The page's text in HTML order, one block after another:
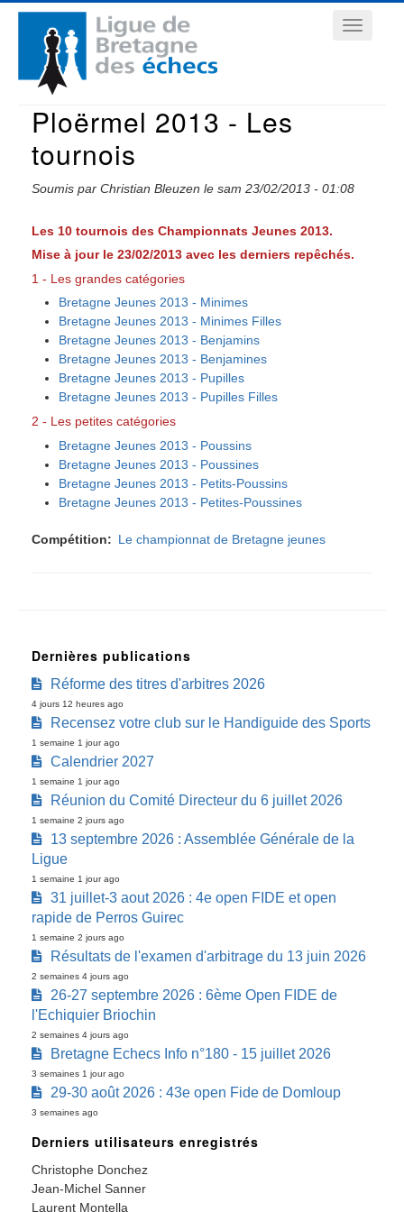
Aller
contenu
principal
Navigation
principale
Ploërmel 2013 - Les
tournois
Soumis par Christian Bleuzen le sam 23/02/2013 - 01:08
Les 10 tournois des Championnats Jeunes 2013.
Mise à jour le 23/02/2013 avec les derniers repêchés.
1 - Les grandes catégories
Bretagne Jeunes 2013 - Minimes
Bretagne Jeunes 2013 - Minimes Filles
Bretagne Jeunes 2013 - Benjamins
Bretagne Jeunes 2013 - Benjamines
Bretagne Jeunes 2013 - Pupilles
Bretagne Jeunes 2013 - Pupilles Filles
2 - Les petites catégories
Bretagne Jeunes 2013 - Poussins
Bretagne Jeunes 2013 - Poussines
Bretagne Jeunes 2013 - Petits-Poussins
Bretagne Jeunes 2013 - Petites-Poussines
Compétition Le championnat de Bretagne jeunes
Dernières publications
Réforme des titres d'arbitres 2026
4 jours 12 heures ago
Recensez votre club sur le Handiguide des Sports
1 semaine 1 jour ago
Calendrier 2027
1 semaine 1 jour ago
Réunion du Comité Directeur du 6 juillet 2026
1 semaine 2 jours ago
13 septembre 2026 : Assemblée Générale de la
Ligue
1 semaine 1 jour ago
31 juillet-3 aout 2026 : 4e open FIDE et open
rapide de Perros Guirec
1 semaine 2 jours ago
Résultats de l'examen d'arbitrage du 13 juin 2026
2 semaines 4 jours ago
26-27 septembre 2026 : 6ème Open FIDE de
l'Echiquier Briochin
2 semaines 4 jours ago
Bretagne Echecs Info n°180 - 15 juillet 2026
3 semaines 1 jour ago
29-30 août 2026 : 43e open Fide de Domloup
3 semaines ago
Derniers utilisateurs enregistrés
Christophe Donchez
Jean-Michel Sanner
Laurent Montella